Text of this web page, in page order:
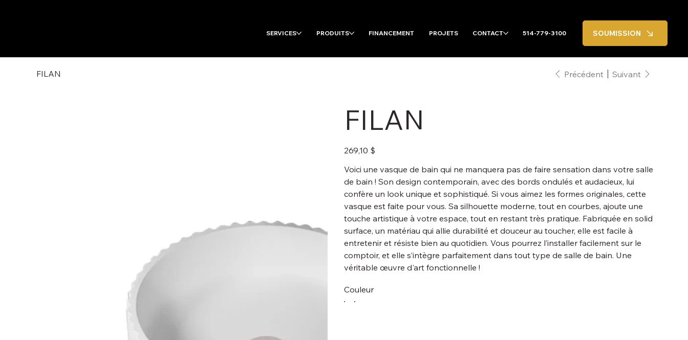
SERVICES PRODUITS FINANCEMENT PROJETS CONTACT 514-779-3100 SOUMISSION
FILAN Précédent Suivant
FILAN
Prix
269,10 $
Voici une vasque de bain qui ne manquera pas de faire sensation dans votre salle
de bain ! Son design contemporain, avec des bords ondulés et audacieux, lui
confère un look unique et sophistiqué. Si vous aimez les formes originales, cette
vasque est faite pour vous. Sa silhouette moderne, tout en courbes, ajoute une
touche artistique à votre espace, tout en restant très pratique. Fabriquée en solid
surface, un matériau qui allie durabilité et douceur au toucher, elle est facile à
entretenir et résiste bien au quotidien. Vous pourrez l’installer facilement sur le
comptoir, et elle s’intègre parfaitement dans tout type de salle de bain. Une
véritable œuvre d'art fonctionnelle !
Couleur